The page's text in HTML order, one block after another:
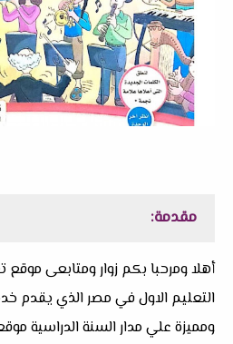
مقدمة:
أهلا ومرحبا بكم زوار ومتابعى
التعليم الاول في مصر الذي يقدم
ومميزة علي مدار السنة الدراسية